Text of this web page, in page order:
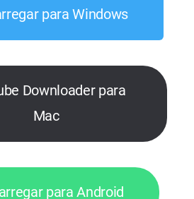
para Windows
Downloader para
Mac
para Android